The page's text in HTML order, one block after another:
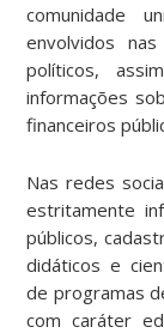
comunidade
envolvidos
políticos,
informações
financeiros
Nas redes
estritamente
públicos,
didáticos e
de programas
com caráter